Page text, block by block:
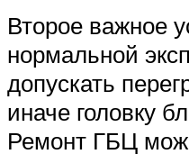
Второе важное
нормальной
допускать
иначе головку
Ремонт ГБЦ